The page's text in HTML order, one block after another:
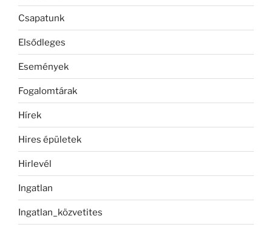
Csapatunk
Elsődleges
Események
Fogalomtárak
Hírek
Hires épületek
Hirlevél
Ingatlan
Ingatlan_közvetites